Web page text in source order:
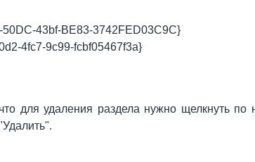
43bf-BE83-3742FED03C9C}
4fc7-9c99-fcbf05467f3a}
для удаления раздела нужно щелкнуть